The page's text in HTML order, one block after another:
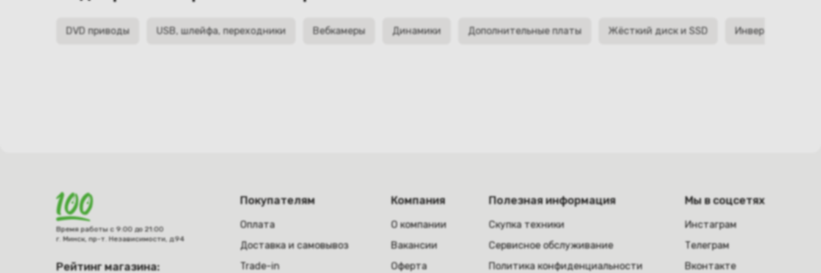
DVD приводы USB, шлейфа, переходники Вебкамеры Динамики Дополнительные платы Жёсткий диск и SSD Инверторы
Время работы с 9:00 до 21:00
г. Минск, пр-т. Независимости, д.94
Рейтинг магазина:
Покупателям
Оплата
Доставка и самовывоз
Trade-in
Компания
О компании
Вакансии
Оферта
Полезная информация
Скупка техники
Сервисное обслуживание
Политика конфиденциальности
Мы в соцсетях
Инстаграм
Телеграм
Вконтакте